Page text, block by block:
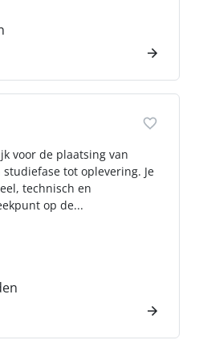
voor de plaatsing van
tot oplevering. Je
technisch en
op de...